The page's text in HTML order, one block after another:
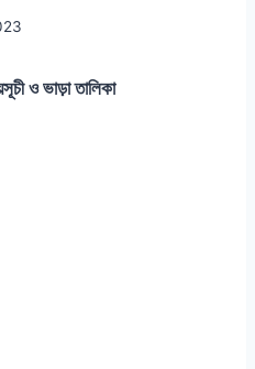
ও ভাড়া তালিকা